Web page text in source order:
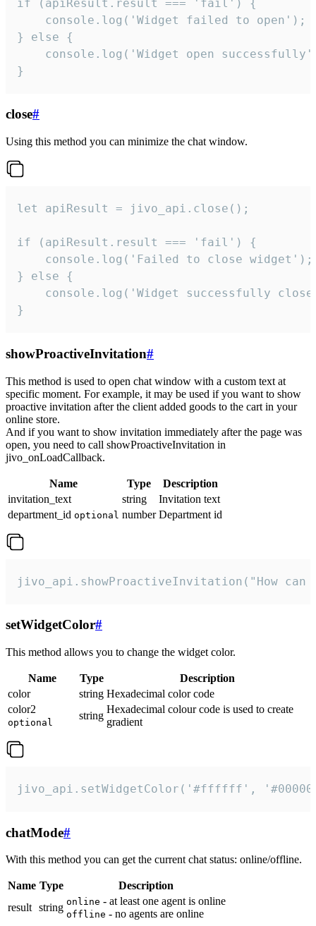
if (apiResult.result === 'fail') {
    console.log('Widget failed to open');
} else {
console.log('Widget open
}
close#
Using this method you can minimize the chat window.
let apiResult = jivo_api.close();
if (apiResult.result === 'fail') {
    console.log('Failed to close widget');
} else {
console.log('Widget successfully
}
showProactiveInvitation#
This method is used to open chat window with a custom text at
specific moment. For example, it may be used if you want to show
proactive invitation after the client added goods to the cart in your
online store.
And if you want to show invitation immediately after the page was
open, you need to call showProactiveInvitation in
jivo_onLoadCallback.
Name Type
Description
invitation_text
string
Invitation text
department_id optional number Department id
jivo_api.showProactiveInvitation("How
setWidgetColor#
This method allows you to change the widget color.
Name Type
Description
color
string Hexadecimal color code
color2
optional
string
Hexadecimal colour code is used to create
gradient
jivo_api.setWidgetColor('#ffffff',
chatMode#
With this method you can get the current chat status: online/offline.
Name Type
Description
result string online - at least one agent is online
offline - no agents are online